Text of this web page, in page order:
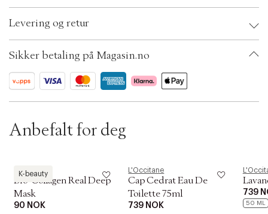
t
i
n
EAN: 3253581784686
ID: ABCL97-0008
Levering og retur
Sikker betaling på Magasin.no
Anbefalt for deg
K-beauty
Biodance
Bio-Collagen Real Deep
Mask
90 NOK
L'Occitane
Cap Cedrat Eau De
Toilette 75ml
739 NOK
739
50 ML